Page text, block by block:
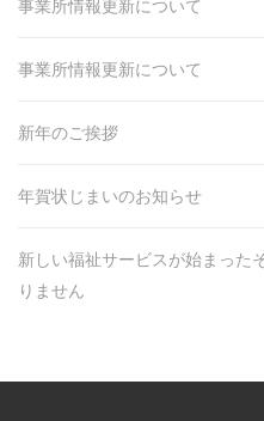
事業所情報更新について
事業所情報更新について
新年のご挨拶
年賀状じまいのお知らせ
新しい福祉サービスが始まっ
りません